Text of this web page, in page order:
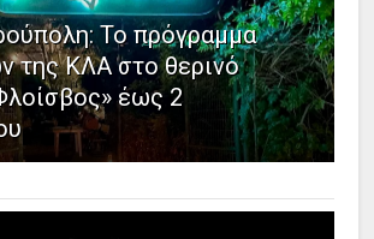
Το πρόγραμμα
της ΚΛΑ στο θερινό
έως 2